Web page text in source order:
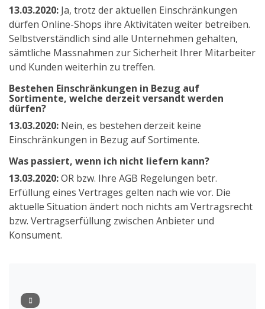
13.03.2020: Ja, trotz der aktuellen Einschränkungen
dürfen Online-Shops ihre Aktivitäten weiter betreiben.
Selbstverständlich sind alle Unternehmen gehalten,
sämtliche Massnahmen zur Sicherheit Ihrer Mitarbeiter
und Kunden weiterhin zu treffen.
Bestehen Einschränkungen in Bezug auf
Sortimente, welche derzeit versandt werden
dürfen?
13.03.2020: Nein, es bestehen derzeit keine
Einschränkungen in Bezug auf Sortimente.
Was passiert, wenn ich nicht liefern kann?
13.03.2020:OR bzw. Ihre AGB Regelungen betr.
Erfüllung eines Vertrages gelten nach wie vor. Die
aktuelle Situation ändert noch nichts am Vertragsrecht
bzw. Vertragserfüllung zwischen Anbieter und
Konsument.